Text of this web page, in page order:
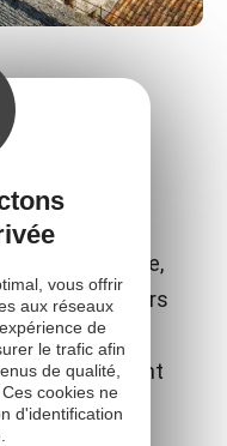
du village
de la Cavalerie,
et Hospitaliers
Age pour
fortement
vous offrir
aux réseaux
de
le trafic afin
de qualité,
cookies ne
d'identification